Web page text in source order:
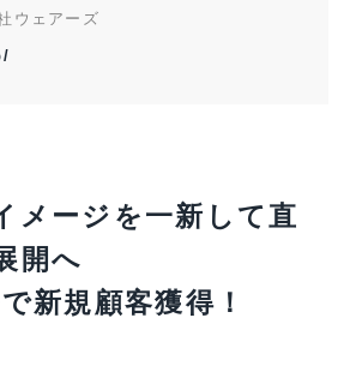
ウェアーズ​
メージを一新して直
開へ​
新規顧客獲得！